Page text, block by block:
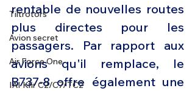
Tiltrotors
Avion secret
Air Force One
IAI Kfir C2/C7/TC2
rentable de nouvelles routes
plus directes pour les
passagers. Par rapport aux
avions qu'il remplace, le
B737-8 offre également une